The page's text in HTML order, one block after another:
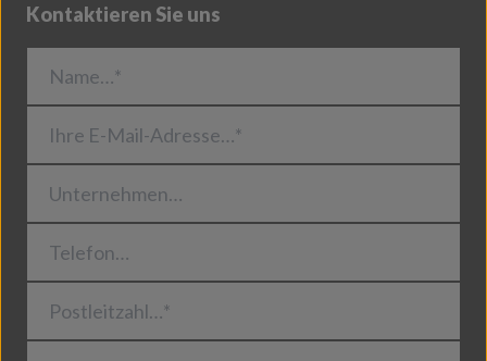
Kontaktieren Sie uns